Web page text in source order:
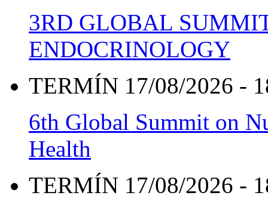
3RD GLOBAL
ENDOCRINOLOGY
TERMÍN 17/08/2026 -
6th Global Summit on
Health
TERMÍN 17/08/2026 -